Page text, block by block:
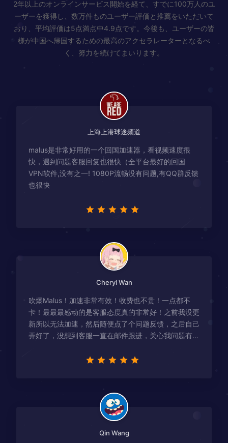
2年以上のオンラインサービス開始を経て、すでに100万人のユ
ーザーを獲得し、数万件ものユーザー評価と推薦をいただいて
おり、平均評価は5点満点中4.9点です。今後も、ユーザーの皆
様が中国へ帰国するための最高のアクセラレーターとなるべ
く、努力を続けてまいります。
上海上港球迷频道
malus是非常好用的一个回国加速器，看视频速度很
快，遇到问题客服回复也很快（全平台最好的回国
VPN软件,没有之一! 1080P流畅没有问题,有QQ群反馈
也很快
Cheryl Wan
吹爆Malus！加速非常有效！收费也不贵！一点都不
卡！最最最感动的是客服态度真的非常好！之前我没更
新所以无法加速，然后随便点了个问题反馈，之后自己
弄好了，没想到客服一直在邮件跟进，关心我问题有没
Qin Wang